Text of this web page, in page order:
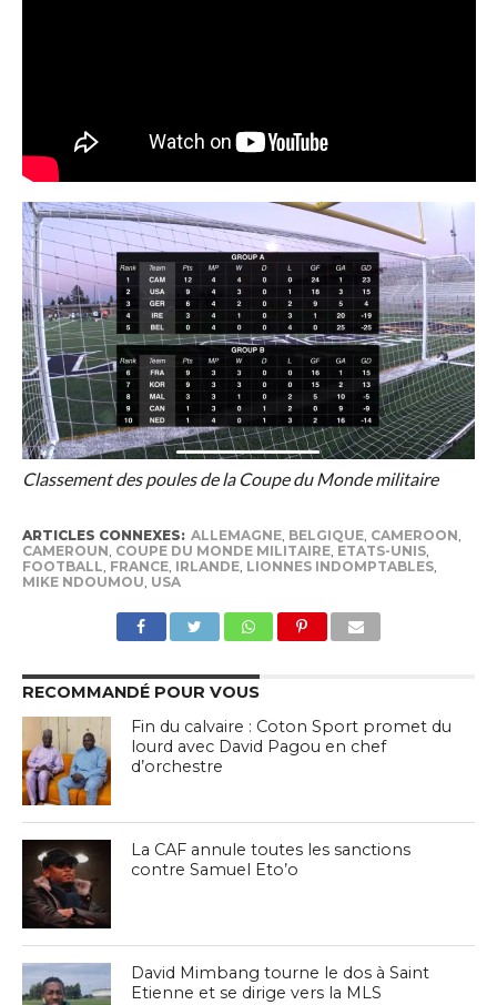
Classement des poules de la Coupe du Monde militaire
ARTICLES CONNEXES: ALLEMAGNE, BELGIQUE, CAMEROON,
CAMEROUN, COUPE DU MONDE MILITAIRE, ETATS-UNIS,
FOOTBALL, FRANCE, IRLANDE, LIONNES INDOMPTABLES,
MIKE NDOUMOU, USA
RECOMMANDÉ POUR VOUS
Fin du calvaire : Coton Sport promet du
lourd avec David Pagou en chef
d’orchestre
La CAF annule toutes les sanctions
contre Samuel Eto’o
David Mimbang tourne le dos à Saint
Etienne et se dirige vers la MLS